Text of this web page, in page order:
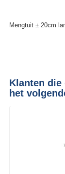
Mengtuit ± 20cm
Klanten
het